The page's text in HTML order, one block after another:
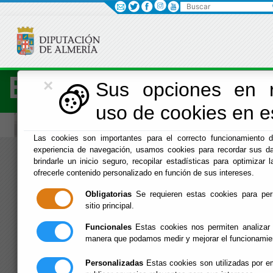
×
Sus opciones en
uso de cookies en
Las cookies son importantes para el correcto funcionamiento
experiencia de navegación, usamos cookies para recordar sus
brindarle un inicio seguro, recopilar estadísticas para optimizar
ofrecerle contenido personalizado en función de sus intereses.
Obligatorias Se requieren estas cookies para
sitio principal.
Funcionales Estas cookies nos permiten
manera que podamos medir y mejorar el
Personalizadas Estas cookies son utilizadas por
Economía
Menú Hacienda
Buscar